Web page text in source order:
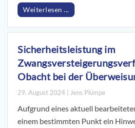
Weiterlesen ...
Sicherheitsleistung im
Obacht bei der
29. August 2024 | Jens Plümpe
Aufgrund eines aktuell
einem bestimmten Punkt ein